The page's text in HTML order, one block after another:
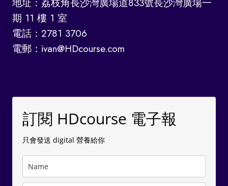
地址：荔枝角長沙灣廣場道833號長沙灣廣場一
期 11 樓 1 室
電話：2781 3706
電郵：ivan@HDcourse.com
訂閱 HDcourse 電子報
只會發送 digital 營養給你